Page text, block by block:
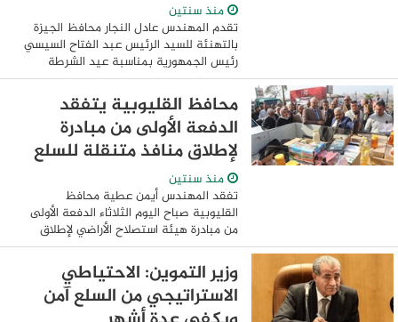
منذ سنتين
تقدم المهندس عادل النجار محافظ الجيزة
بالتهنئة للسيد الرئيس عبد الفتاح السيسي
رئيس الجمهورية بمناسبة عيد الشرطة
متمنيا لسيادته دوام التوفيق ولمصر وشعبها
الأمن والإستقرار والرخاء. جاء ذلك فى مستهل
...
محافظ القليوبية يتفقد
الدفعة الأولى من مبادرة
لإطلاق منافذ متنقلة للسلع
منذ سنتين
تفقد المهندس أيمن عطية محافظ
القليوبية صباح اليوم الثلاثاء الدفعة الأولى
من مبادرة هيئة استصلاح الأراضي لإطلاق
منافذ متنقلة للسلع والمنتجات الغذائية
بمدن كفر شكر وقليوب والخصوص وشرق
شبرا الخيمة وغرب ...
وزير التموين: الاحتياطي
الاستراتيجي من السلع آمن